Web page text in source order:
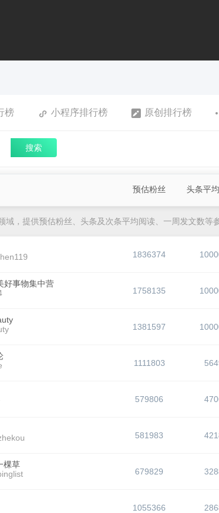
榜 小程序排行榜 原创排行榜
搜索
预估粉丝 头条平
域，提供预估粉丝、头条及次条平均阅读、一周发文数等
1836374
好事物集中营
1758135
1381597
1111803
579806
581983
棵草
679829
1055366